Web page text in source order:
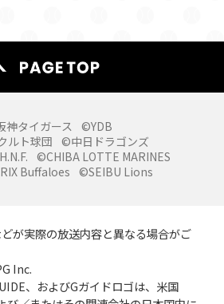
神タイガース ©YDB
ルト球団
©中日ドラゴンズ
©CHIBA LOTTE MARINES
Buffaloes ©SEIBU Lions
が実際の放送内容と異なる場合がご
Inc.
、およびGガイドロゴは、米国